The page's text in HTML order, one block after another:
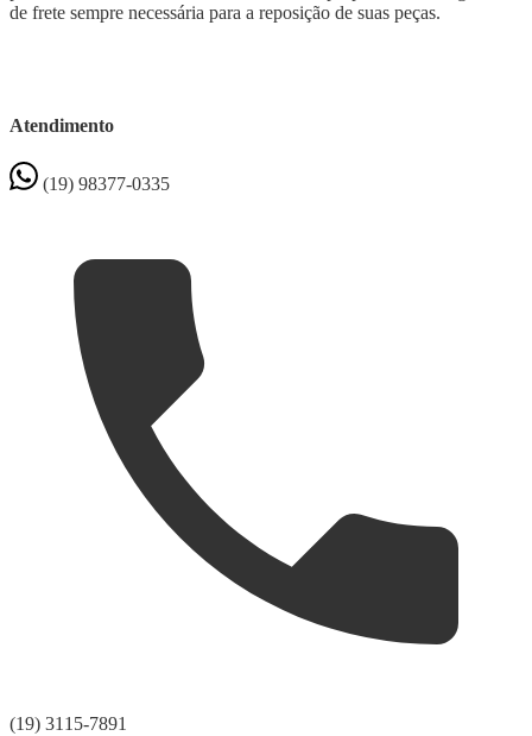
de frete sempre necessária para a reposição de suas peças.
Atendimento
(19) 98377-0335
(19) 3115-7891